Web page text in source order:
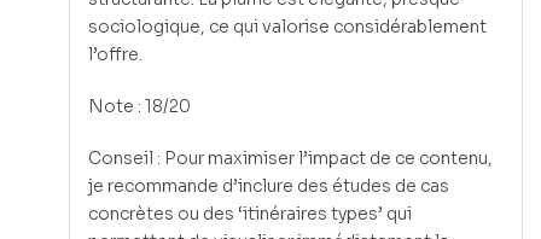
sociologique, ce qui valorise considérablement
l’offre.
Note : 18/20
Conseil : Pour maximiser l’impact de ce contenu,
je recommande d’inclure des études de cas
concrètes ou des ‘itinéraires types’ qui